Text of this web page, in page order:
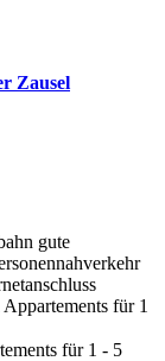
Zausel
gute
für 1
für 1 - 5